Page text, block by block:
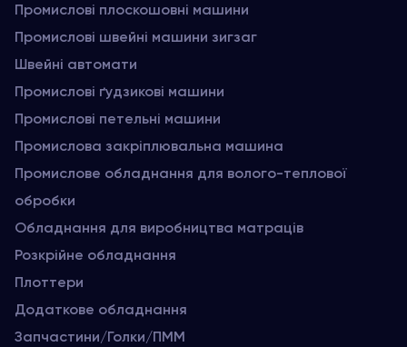
Промислові плоскошовні машини
Промислові швейні машини зигзаг
Швейні автомати
Промислові ґудзикові машини
Промислові петельні машини
Промислова закріплювальна машина
Промислове обладнання для волого-теплової
обробки
Обладнання для виробництва матраців
Розкрійне обладнання
Плоттери
Додаткове обладнання
Запчастини/Голки/ПММ